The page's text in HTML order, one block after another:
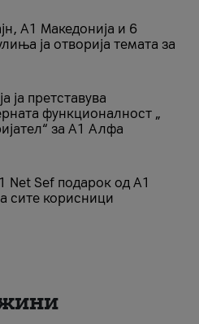
A1 Македонија и 6
ја отворија темата за
ја претставува
функционалност „
за А1 Алфа
Net Sеf подарок од А1
сите корисници